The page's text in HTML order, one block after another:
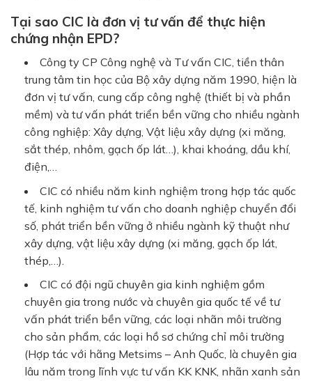
Tại sao CIC là đơn vị tư vấn để thực hiện
chứng nhận EPD?
Công ty CP Công nghệ và Tư vấn CIC, tiền thân
trung tâm tin học của Bộ xây dựng năm 1990, hiện là
đơn vị tư vấn, cung cấp công nghệ (thiết bị và phần
mềm) và tư vấn phát triển bền vững cho nhiều ngành
công nghiệp: Xây dựng, Vật liệu xây dựng (xi măng,
sắt thép, nhôm, gạch ốp lát…), khai khoáng, dầu khí,
điện,…
CIC có nhiều năm kinh nghiệm trong hợp tác quốc
tế, kinh nghiệm tư vấn cho doanh nghiệp chuyển đổi
số, phát triển bền vững ở nhiều ngành kỹ thuật như
xây dựng, vật liệu xây dựng (xi măng, gạch ốp lát,
thép,…).
CIC có đội ngũ chuyên gia kinh nghiệm gồm
chuyên gia trong nước và chuyên gia quốc tế về tư
vấn phát triển bền vững, các loại nhãn môi trường
cho sản phẩm, các loại hồ sơ chứng chỉ môi trường
(Hợp tác với hãng Metsims – Anh Quốc, là chuyên gia
lâu năm trong lĩnh vực tư vấn KK KNK, nhãn xanh sản